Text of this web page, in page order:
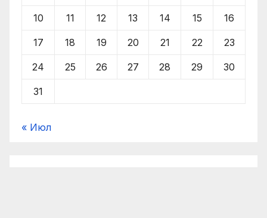
10 11 12 13 14 15 16
17 18 19 20 21 22 23
24 25 26 27 28 29 30
31
« Июл